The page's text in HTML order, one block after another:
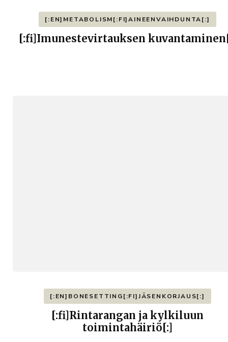
[:EN]METABOLISM[:FI]AINEENVAIHDUNTA[:]
[:fi]Imunestevirtauksen
[:EN]BONESETTING[:FI]JÄSENKORJAUS[:]
[:fi]Rintarangan ja kylkiluun
toimintahäiriö[:]